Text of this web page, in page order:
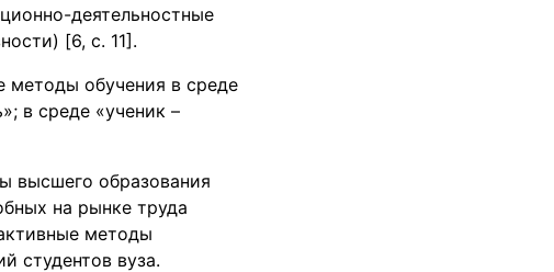
деятельностные
[6, с. 11].
методы обучения в среде
в среде «ученик –
высшего образования
на рынке труда
методы
студентов вуза.